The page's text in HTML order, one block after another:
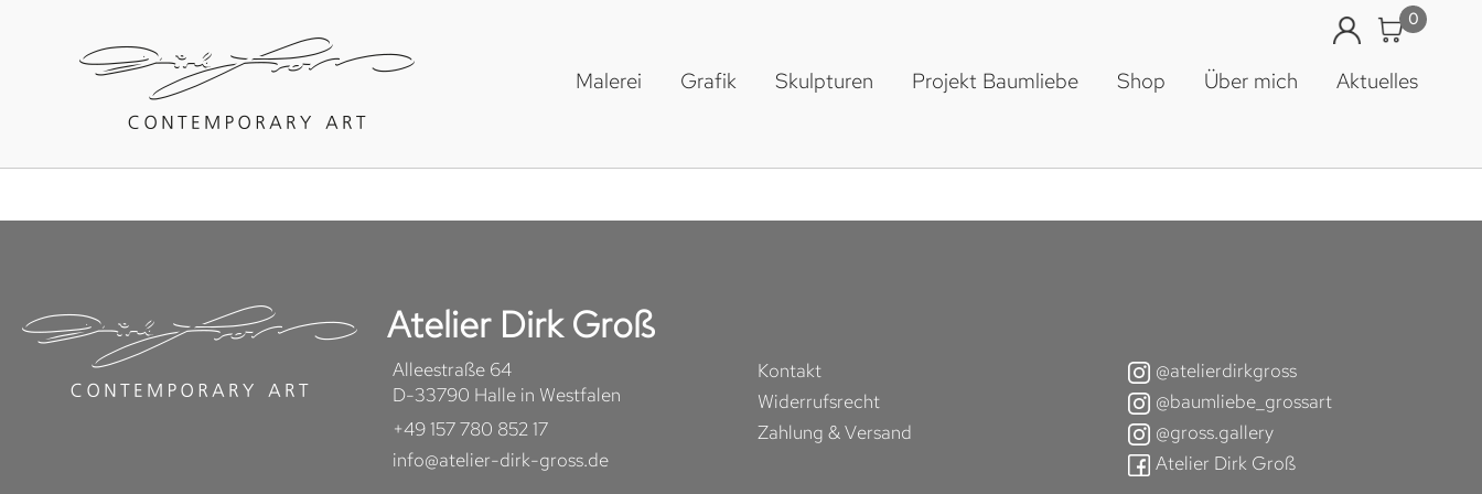
Malerei Grafik Skulpturen Projekt Baumliebe Shop Über mich Aktuelles
0
Atelier Dirk Groß
Alleestraße 64
D-33790 Halle in Westfalen
+49 157 780 852 17
info@atelier-dirk-gross.de
Kontakt
Widerrufsrecht
Zahlung & Versand
@atelierdirkgross
@baumliebe_grossart
@gross.gallery
Atelier Dirk Groß